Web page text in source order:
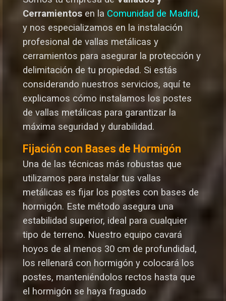
Cerramientos en la Comunidad de Madrid,
y nos especializamos en la instalación
profesional de vallas metálicas y
cerramientos para asegurar la protección y
delimitación de tu propiedad. Si estás
considerando nuestros servicios, aquí te
explicamos cómo instalamos los postes
de vallas metálicas para garantizar la
máxima seguridad y durabilidad.
Fijación con Bases de Hormigón
Una de las técnicas más robustas que
utilizamos para instalar tus vallas
metálicas es fijar los postes con bases de
hormigón. Este método asegura una
estabilidad superior, ideal para cualquier
tipo de terreno. Nuestro equipo cavará
hoyos de al menos 30 cm de profundidad,
los rellenará con hormigón y colocará los
postes, manteniéndolos rectos hasta que
el hormigón se haya fraguado